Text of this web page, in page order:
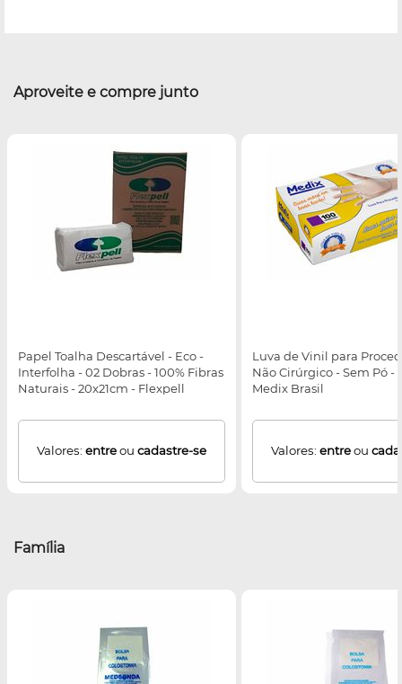
Aproveite e compre junto
Papel Toalha Descartável - Eco -
Interfolha - 02 Dobras - 100% Fibras
Naturais - 20x21cm - Flexpell
Valores: entreou cadastre-se
Luva de Vinil para
Não Cirúrgico - Sem Pó -
Medix Brasil
Valores: entreou
Família